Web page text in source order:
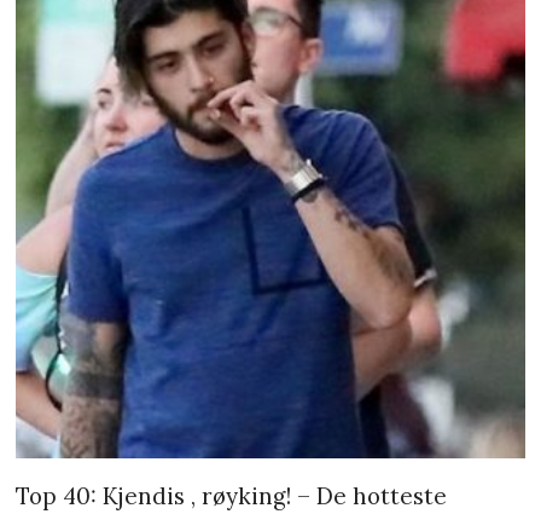
Top 40: Kjendis , røyking! – De hotteste